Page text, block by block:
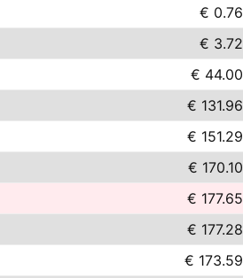
€ 0.76
€ 3.72
€ 44.00
€ 131.96
€ 151.29
€ 170.10
€ 177.65
€ 177.28
€ 173.59